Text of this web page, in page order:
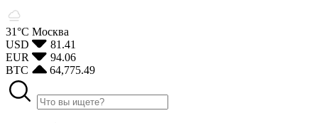
31°С Москва
USD
81.41
EUR
94.06
BTC
64,775.49